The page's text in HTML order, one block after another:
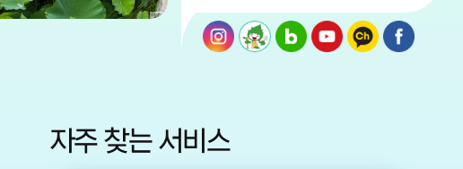
자주 찾는 서비스